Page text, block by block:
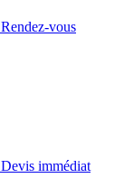
Rendez-vous
Devis immédiat